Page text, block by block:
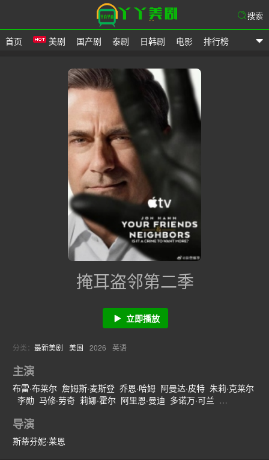
首页 美剧 国产剧 泰剧 日韩剧 电影 排行榜
搜索
掩耳盗邻第二季
立即播放
分类： 最新美剧 美国 2026 英语
主演
布雷·布莱尔 詹姆斯·麦斯登 乔恩·哈姆 阿曼达·皮特 朱莉·克莱尔
李勋 马修·劳奇 莉娜·霍尔 阿里恩·曼迪 多诺万·可兰
Mya·Ison
Nicholas·Natoli
导演
斯蒂芬妮·莱恩